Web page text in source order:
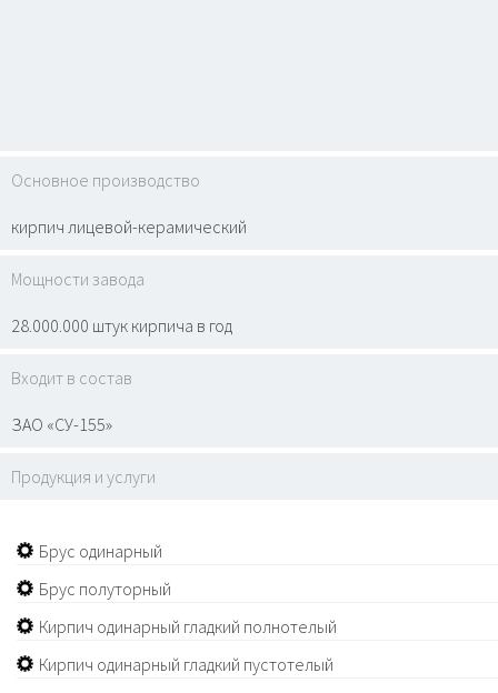
Основное производство
кирпич лицевой-керамический
Мощности завода
28.000.000 штук кирпича в год
Входит в состав
ЗАО «СУ-155»
Продукция и услуги
Брус одинарный
Брус полуторный
Кирпич одинарный гладкий полнотелый
Кирпич одинарный гладкий пустотелый